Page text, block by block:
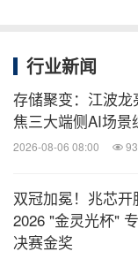
行业新闻
存储聚变：江波龙
焦三大端侧AI场景
2026-08-06 08:00
双冠加冕！兆芯开
2026 "金灵光杯"
决赛金奖